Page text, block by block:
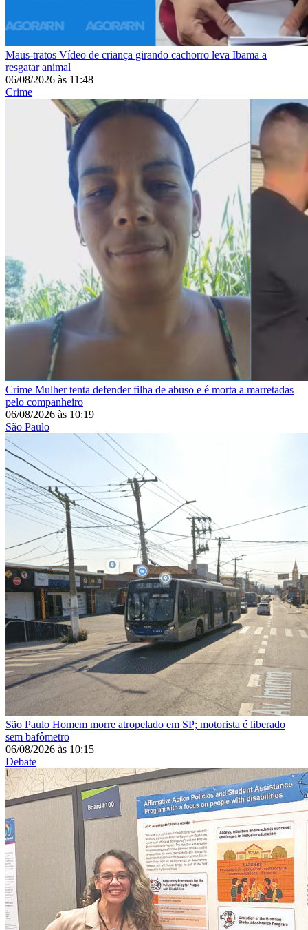
Maus-tratos Vídeo de criança girando cachorro leva Ibama a
resgatar animal
06/08/2026 às 11:48
Crime
Crime Mulher tenta defender filha de abuso e é morta a marretadas
pelo companheiro
06/08/2026 às 10:19
São Paulo
São Paulo Homem morre atropelado em SP; motorista é liberado
sem bafômetro
06/08/2026 às 10:15
Debate